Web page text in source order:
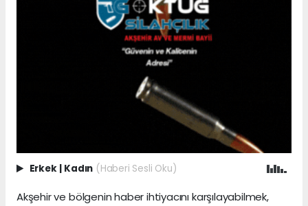
Erkek | Kadın (Haberi Sesli Oku)
Akşehir ve bölgenin haber ihtiyacını karşılayabilmek,